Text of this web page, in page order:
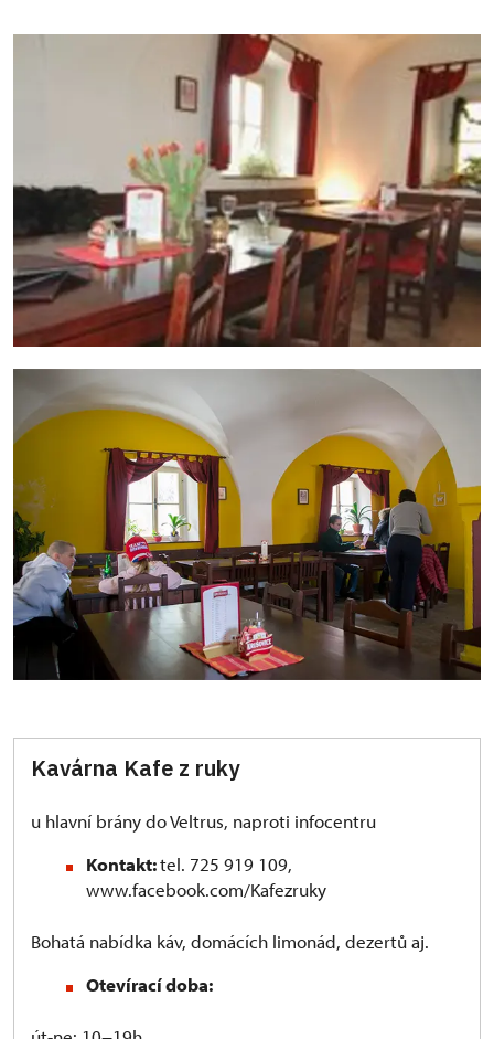
Kavárna Kafe z ruky
u hlavní brány do Veltrus, naproti infocentru
Kontakt:tel. 725 919 109,
www.facebook.com/Kafezruky
Bohatá nabídka káv, domácích limonád, dezertů aj.
Otevírací doba: